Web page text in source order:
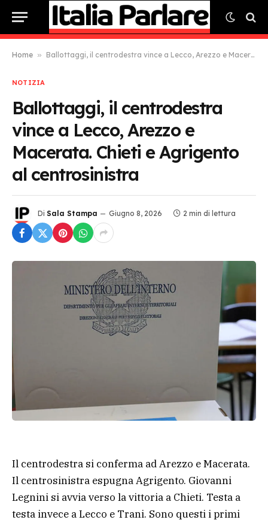
Home » Ballottaggi, il centrodestra vince a Lecco, Arezzo e Macerata. Chieti e Agrigento al centrosinistra
NOTIZIA
Ballottaggi, il centrodestra
vince a Lecco, Arezzo e
Macerata. Chieti e Agrigento
al centrosinistra
Di Sala Stampa Giugno 8, 2026 2 min di lettura
Il centrodestra si conferma ad Arezzo e Macerata.
Il centrosinistra espugna Agrigento. Giovanni
Legnini si avvia verso la vittoria a Chieti. Testa a
testa invece a Lecco e Trani. Sono questi i primi